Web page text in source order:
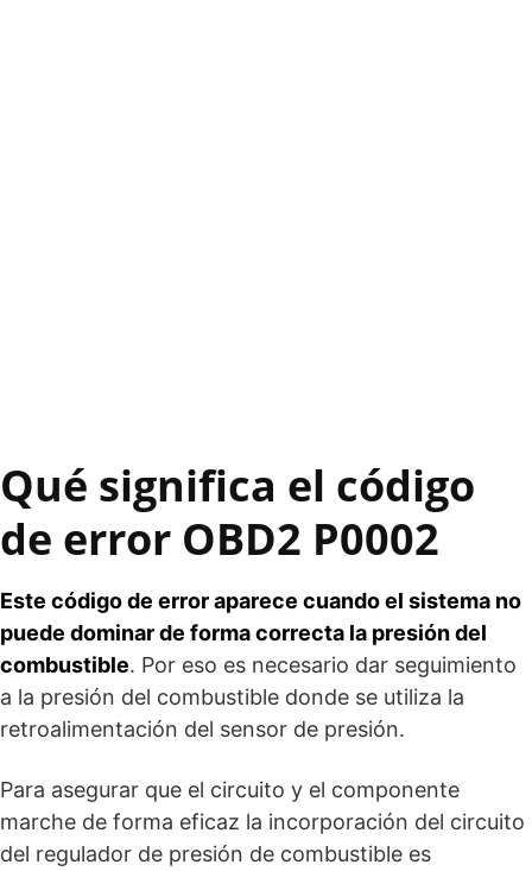
Qué significa el código
de error OBD2 P0002
Este código de error aparece cuando el sistema no
puede dominar de forma correcta la presión del
combustible. Por eso es necesario dar seguimiento
a la presión del combustible donde se utiliza la
retroalimentación del sensor de presión.
Para asegurar que el circuito y el componente
marche de forma eficaz la incorporación del circuito
del regulador de presión de combustible es